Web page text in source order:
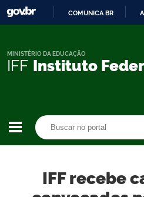
COMUNICA BR
IFF Instituto
MINISTÉRIO DA EDUCAÇÃO
IFF recebe